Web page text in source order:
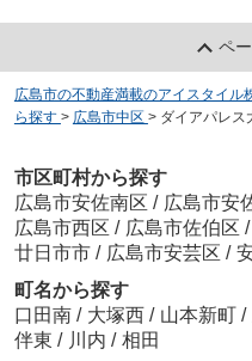
ペ
広島市の不動産満載のアイスタイル
ら探す > 広島市中区 > ダイアパレス
市区町村から探す
広島市安佐南区 / 広島市安
広島市西区 / 広島市佐伯区 /
廿日市市 / 広島市安芸区 /
町名から探す
口田南 / 大塚西 / 山本新町 /
伴東 / 川内 / 相田